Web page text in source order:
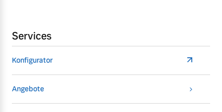
Services
Konfigurator
Angebote